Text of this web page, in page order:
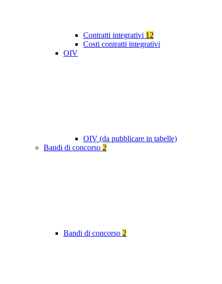
Contratti integrativi 12
Costi contratti integrativi
OIV
OIV (da pubblicare in tabelle)
Bandi di concorso 2
Bandi di concorso 2